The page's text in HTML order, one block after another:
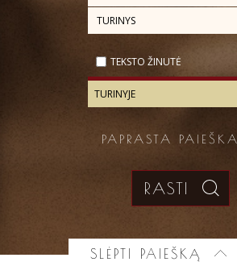
TEKSTO ŽINUTĖ
PAPRASTA PAIEŠKA
SLĖPTI PAIEŠKĄ